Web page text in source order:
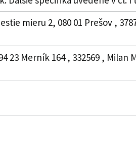
mieru 2, 080 01 Prešov ,
Merník 164 , 332569 , Milan